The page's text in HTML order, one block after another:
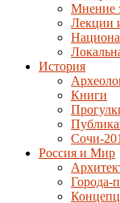
Мнение
Лекции
История
Книги
Сочи-
Россия и Мир
Города-